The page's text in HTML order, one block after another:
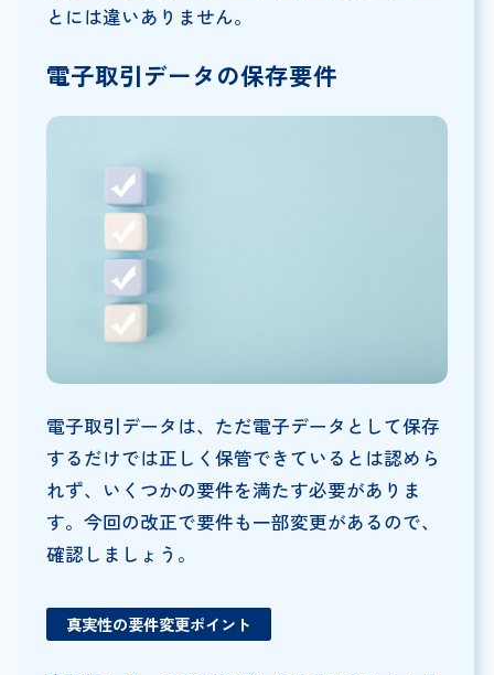
とには違いありません。
電子取引データの保存要件
電子取引データは、ただ電子データとして保存
するだけでは正しく保管できているとは認めら
れず、いくつかの要件を満たす必要がありま
す。今回の改正で要件も一部変更があるので、
確認しましょう。
真実性の要件変更ポイント